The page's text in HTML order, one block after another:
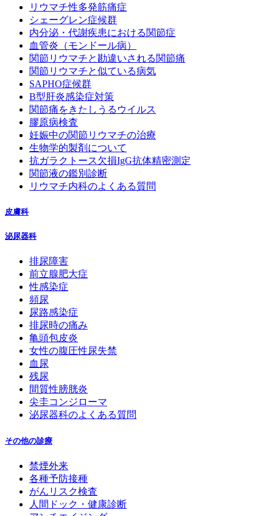
リウマチ性多発筋痛症
シェーグレン症候群
内分泌・代謝疾患における関節症
血管炎（モンドール病）
関節リウマチと勘違いされる関節痛
関節リウマチと似ている病気
SAPHO症候群
B型肝炎感染症対策
関節痛をきたしうるウイルス
膠原病検査
妊娠中の関節リウマチの治療
生物学的製剤について
抗ガラクトース欠損IgG抗体精密測定
関節液の鑑別診断
リウマチ内科のよくある質問
皮膚科
泌尿器科
排尿障害
前立腺肥大症
性感染症
頻尿
尿路感染症
排尿時の痛み
亀頭包皮炎
女性の腹圧性尿失禁
血尿
残尿
間質性膀胱炎
尖圭コンジローマ
泌尿器科のよくある質問
その他の診療
禁煙外来
各種予防接種
がんリスク検査
人間ドック・健康診断